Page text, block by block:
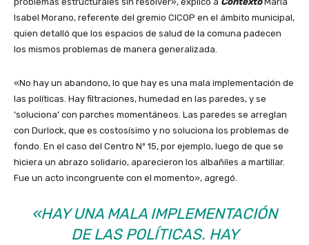
Isabel Morano, referente del gremio CICOP en el ámbito municipal,
quien detalló que los espacios de salud de la comuna padecen
los mismos problemas de manera generalizada.
«No hay un abandono, lo que hay es una mala implementación de
las políticas. Hay filtraciones, humedad en las paredes, y se
‘soluciona’ con parches momentáneos. Las paredes se arreglan
con Durlock, que es costosísimo y no soluciona los problemas de
fondo. En el caso del Centro Nº 15, por ejemplo, luego de que se
hiciera un abrazo solidario, aparecieron los albañiles a martillar.
Fue un acto incongruente con el momento», agregó.
«HAY UNA MALA IMPLEMENTACIÓN
DE LAS POLÍTICAS. HAY